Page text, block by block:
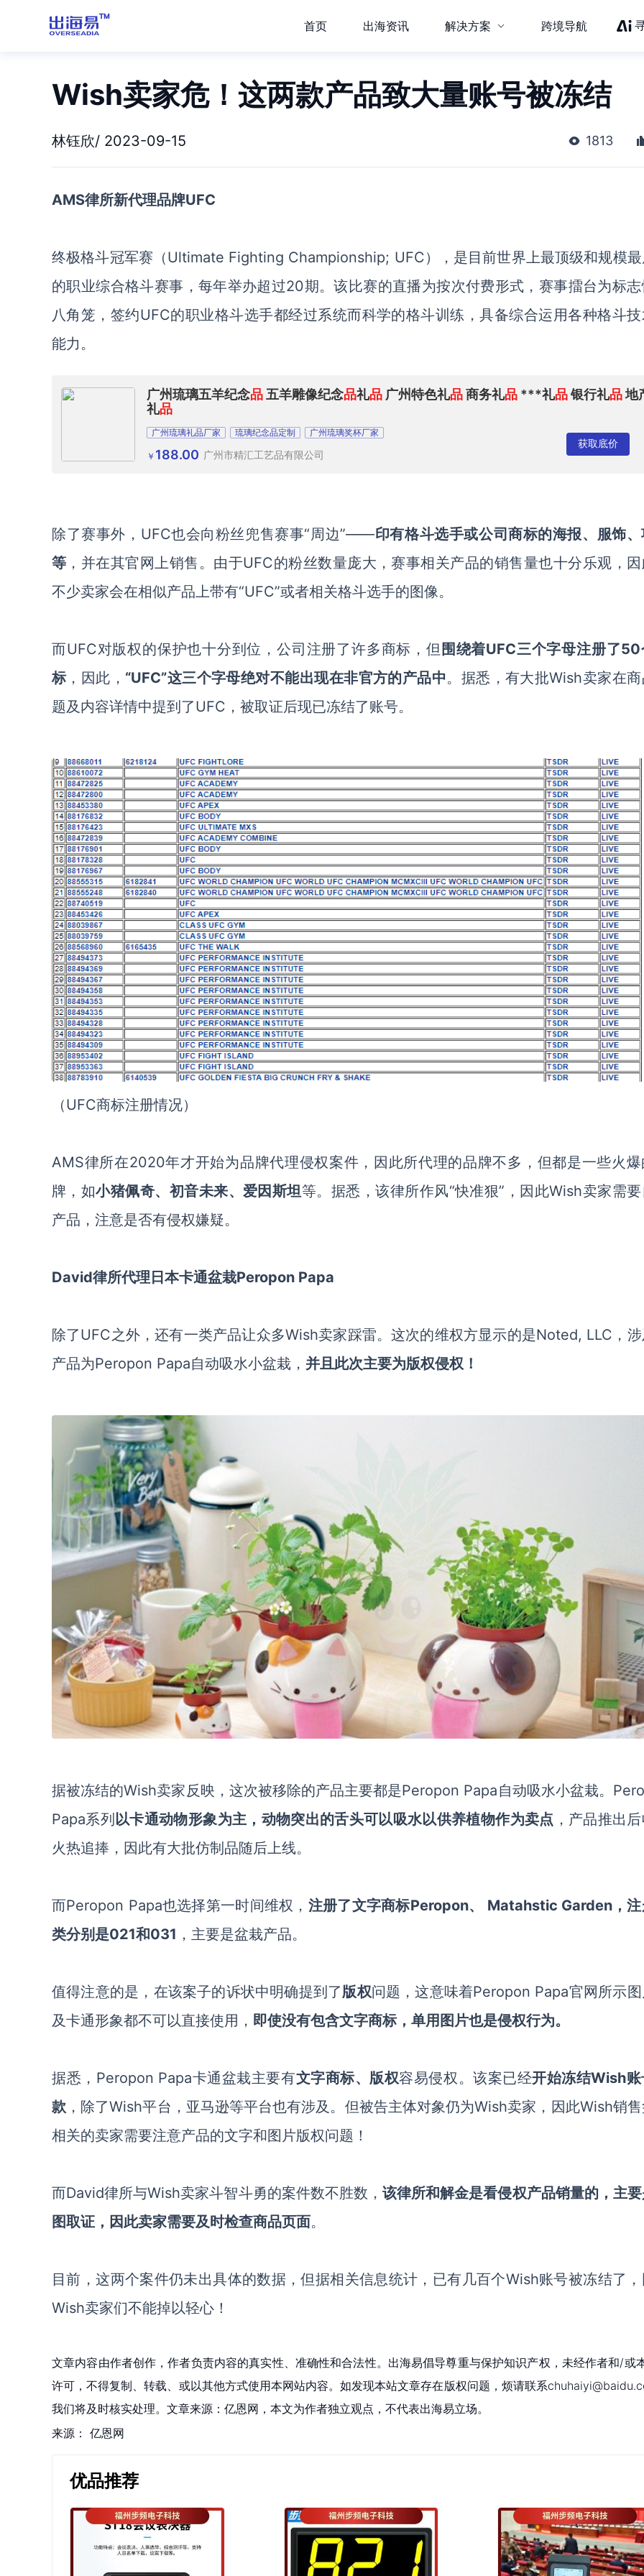
首页 出海资讯 解决方案 跨境导航
Wish卖家危！这两款产品致大量账号被冻结
林钰欣/ 2023-09-15 1813
AMS律所新代理品牌UFC
终极格斗冠军赛（Ultimate Fighting Championship; UFC），是目前世界上最顶级和规模
的职业综合格斗赛事，每年举办超过20期。该比赛的直播为按次付费形式，赛事擂台为标
八角笼，签约UFC的职业格斗选手都经过系统而科学的格斗训练，具备综合运用各种格斗
能力。
广州琉璃五羊纪念品 五羊雕像纪念品礼品 广州特色礼品商务礼品 ***礼品银行礼品地
礼品
广州琉璃礼品厂家 琉璃纪念品定制 广州琉璃奖杯厂家
￥ 188.00 广州市精汇工艺品有限公司
获取底价
除了赛事外， UFC也会向粉丝兜售赛事“周边”——印有格斗选手或公司商标的海报、服饰
等 ，并在其官网上销售。由于UFC的粉丝数量庞大，赛事相关产品的销售量也十分乐观，
不少卖家会在相似产品上带有“UFC”或者相关格斗选手的图像。
而UFC对版权的保护也十分到位，公司注册了许多商标，但 围绕着UFC三个字母注册了50
标，因此， “UFC”这三个字母绝对不能出现在非官方的产品中。据悉，有大批Wish卖家在
题及内容详情中提到了UFC，被取证后现已冻结了账号。
（UFC商标注册情况）
AMS律所在2020年才开始为品牌代理侵权案件，因此所代理的品牌不多，但都是一些火
牌，如小猪佩奇、初音未来、爱因斯坦等。据悉，该律所作风“快准狠”，因此Wish卖家需
产品，注意是否有侵权嫌疑。
David律所代理日本卡通盆栽Peropon Papa
除了UFC之外，还有一类产品让众多Wish卖家踩雷。这次的维权方显示的是Noted, LLC，
产品为Peropon Papa自动吸水小盆栽， 并且此次主要为版权侵权！
据被冻结的Wish卖家反映 ，这次被移除的产品主要都是Peropon Papa自动吸水小盆栽。
Papa系列 以卡通动物形象为主，动物突出的舌头可以吸水以供养植物作为卖点 ，产品推出
火热追捧，因此有大批仿制品随后上线。
而Peropon Papa也选择第一时间维权， 注册了文字商标Peropon、 Matahstic Garden，注
类分别是021和031 ，主要是盆栽产品。
值得注意的是，在该案子的诉状中明确提到了版权问题，这意味着Peropon Papa官网所示
及卡通形象都不可以直接使用， 即使没有包含文字商标，单用图片也是侵权行为。
据悉， Peropon Papa卡通盆栽主要有文字商标、版权容易侵权。该案已经开始冻结Wish账
款 ，除了Wish平台，亚马逊等平台也有涉及。但被告主体对象仍为Wish卖家，因此Wish销
相关的卖家需要注意产品的文字和图片版权问题！
而David律所与Wish卖家斗智斗勇的案件数不胜数，该律所和解金是看侵权产品销量的，主
图取证，因此卖家需要及时检查商品页面。
目前，这两个案件仍未出具体的数据，但据相关信息统计，已有几百个Wish账号被冻结了
Wish卖家们不能掉以轻心！
文章内容由作者创作，作者负责内容的真实性、准确性和合法性。出海易倡导尊重与保护知识产权，未经作者和/或
许可，不得复制、转载、或以其他方式使用本网站内容。如发现本站文章存在版权问题，烦请联系
我们将及时核实处理。文章来源：亿恩网，本文为作者独立观点，不代表出海易立场。
来源： 亿恩网
优品推荐